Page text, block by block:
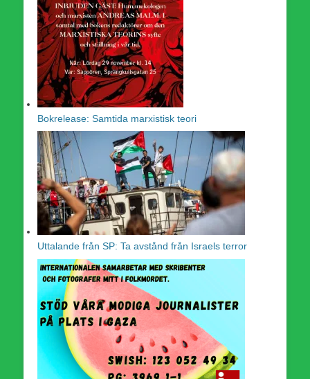
Bokrelease: Samtida marxistisk teori
Uttalande från SP: Ta avstånd från Israels terror